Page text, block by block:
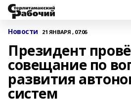
Новости 21 ЯНВАРЯ , 07:06
Президент
совещание по
развития
систем